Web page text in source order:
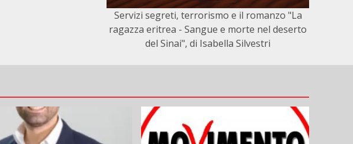
Servizi segreti, terrorismo e il romanzo "La
ragazza eritrea - Sangue e morte nel deserto
del Sinai", di Isabella Silvestri